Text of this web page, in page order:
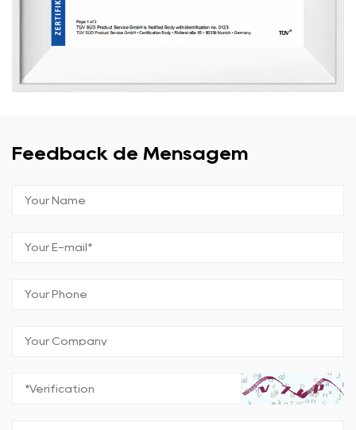
Feedback de Mensagem